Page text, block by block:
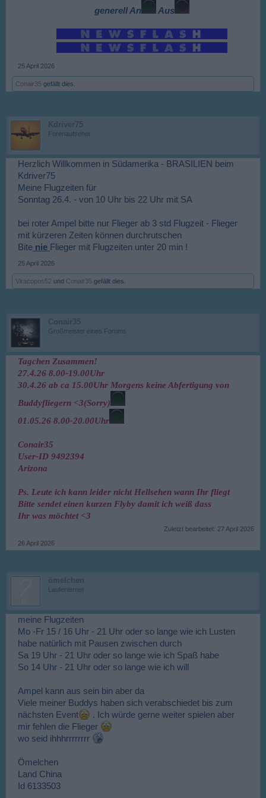
generell An Aus
25 April 2026
Conair35 gefällt dies.
Kdriver75
Forenaufseher
Herzlich Willkommen in Südamerika - BRASILIEN beim
Kdriver75
Meine Flugzeiten für
Sonntag 26.4. - von 10 Uhr bis 22 Uhr mit SA
bei roter Ampel bitte nur Flieger ab 3 std Flugzeit - Flieger
mit kürzeren Zeiten können durchrutschen
Bite nie Flieger mit Flugzeiten unter 20 min !
25 April 2026
Viracopos52 und Conair35 gefällt dies.
Conair35
Großmeister eines Forums
Tagchen Zusammen!
27.4.26 8.00-19.00Uhr
30.4.26 ab ca 15.00Uhr Morgens keine Abfertigung von
Buddyfliegern <3(Sorry)
01.05.26 8.00-20.00Uhr
Conair35
User-ID 9492394
Arizona
Ps. Leute ich kann leider nicht Hellsehen wann Ihr fliegt
Bitte sendet einen kurzen Flyby damit ich weiß dass
Ihr was möchtet <3
Zuletzt bearbeitet: 27 April 2026
26 April 2026
ömelchen
Laufenlerner
meine Flugzeiten
Mo -Fr 15 / 16 Uhr - 21 Uhr oder so lange wie ich Lusten
habe natürlich mit Pausen zwischen durch
Sa 19 Uhr - 21 Uhr oder so lange wie ich Spaß habe
So 14 Uhr - 21 Uhr oder so lange wie ich will
Ampel kann aus sein bin aber da
Viele meiner Buddys haben sich verabschiedet bis zum
nächsten Event
. Ich würde gerne weiter spielen aber
mir fehlen die Flieger
wo seid ihhhrrrrrrrr
Ömelchen
Land China
Id 6133503